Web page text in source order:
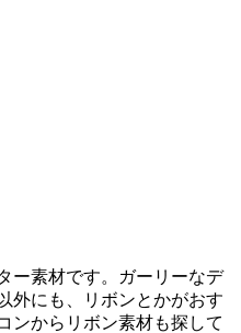
ー素材です。ガーリーなデ
外にも、リボンとかがおす
ンからリボン素材も探して